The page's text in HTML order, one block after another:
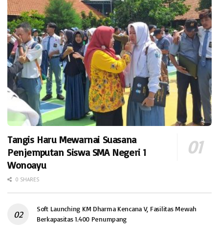
Tangis Haru Mewarnai Suasana
Penjemputan Siswa SMA Negeri 1
Wonoayu
0 SHARES
Soft Launching KM Dharma Kencana V, Fasilitas Mewah
Berkapasitas 1.400 Penumpang